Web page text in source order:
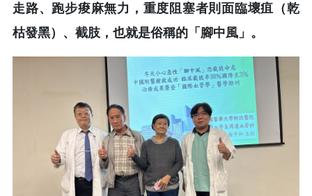
走路、跑步痠麻無力，重度阻塞者則面臨壞疽（乾
枯發黑）、截肢，也就是俗稱的「腳中風」。